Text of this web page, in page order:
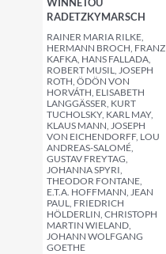
RADETZKYMARSCH
RAINER MARIA RILKE,
HERMANN BROCH, FRANZ
KAFKA, HANS FALLADA,
ROBERT MUSIL, JOSEPH
ROTH, ÖDÖN VON
HORVÁTH, ELISABETH
LANGGÄSSER, KURT
TUCHOLSKY, KARL MAY,
KLAUS MANN, JOSEPH
VON EICHENDORFF, LOU
ANDREAS-SALOMÉ,
GUSTAV FREYTAG,
JOHANNA SPYRI,
THEODOR FONTANE,
E.T.A. HOFFMANN, JEAN
PAUL, FRIEDRICH
HÖLDERLIN, CHRISTOPH
MARTIN WIELAND,
JOHANN WOLFGANG
GOETHE